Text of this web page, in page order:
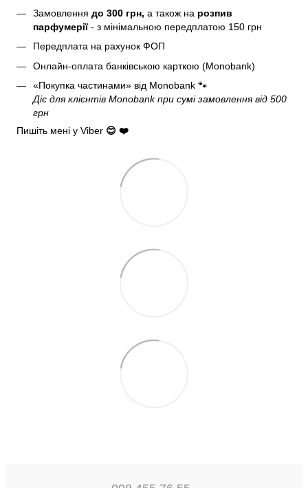
Замовлення до 300 грн, а також на розпив
парфумерії- з мінімальною передплатою 150 грн
Передплата на рахунок ФОП
Онлайн-оплата банківською карткою (Monobank)
«Покупка частинами» від Monobank 🐾
Діє для клієнтів Monobank при сумі замовлення від 500
грн
Пишіть мені у Viber 😊 ❤️